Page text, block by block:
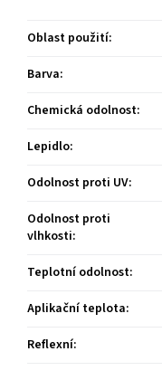
Oblast použití:
Barva:
Chemická odolnost:
Lepidlo:
Odolnost proti UV:
Odolnost proti
vlhkosti:
Teplotní odolnost:
Aplikační teplota:
Reflexní: